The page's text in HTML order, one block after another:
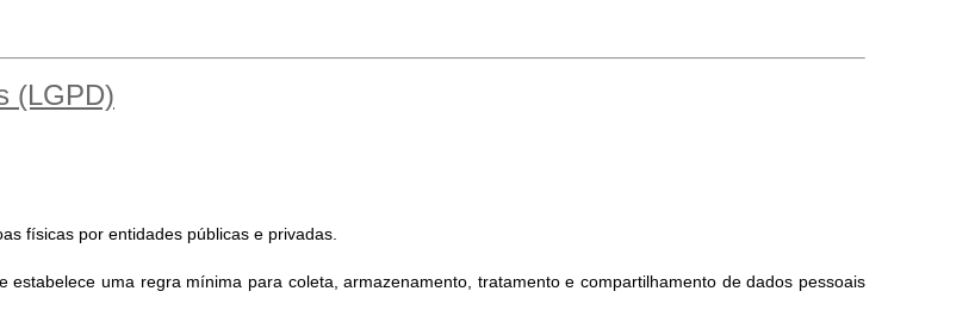
(LGPD)
físicas por entidades públicas e privadas.
uma regra mínima para coleta, armazenamento, tratamento e compartilhamento de dados pessoais